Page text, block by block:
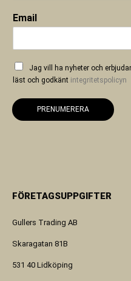
Email
Jag vill ha nyheter och
läst och godkänt integritetspolicyn
PRENUMERERA
FÖRETAGSUPPGIFTER
Gullers Trading AB
Skaragatan 81B
531 40 Lidköping